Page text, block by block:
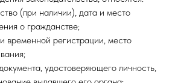
(при наличии), дата и место
о гражданстве;
временной регистрации, место
удостоверяющего личность,